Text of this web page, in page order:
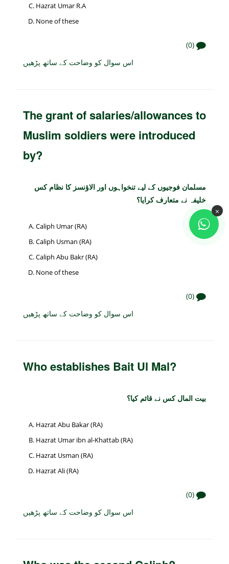
Hazrat Umar R.A
None of these
(0)
اس سوال کو وضاحت کے ساتھ پڑھیں
The grant of salaries/allowances to
Muslim soldiers were introduced
by?
مسلمان فوجیوں کے لیے تنخواہوں اور الاؤنسز کا نظام کس
خلیفہ نے متعارف کرایا؟
Caliph Umar (RA)
Caliph Usman (RA)
Caliph Abu Bakr (RA)
None of these
(0)
اس سوال کو وضاحت کے ساتھ پڑھیں
Who establishes Bait Ul Mal?
بیت المال کس نے قائم کیا؟
Hazrat Abu Bakar (RA)
Hazrat Umar ibn al-Khattab (RA)
Hazrat Usman (RA)
Hazrat Ali (RA)
(0)
اس سوال کو وضاحت کے ساتھ پڑھیں
×